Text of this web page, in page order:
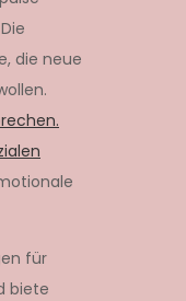
die neue
für
biete